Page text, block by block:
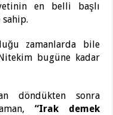
en belli başlı
zamanlarda bile
bugüne kadar
döndükten sonra
“Irak demek